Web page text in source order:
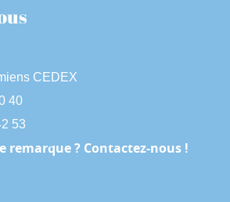
CEDEX
40
53
remarque ? Contactez-nous !